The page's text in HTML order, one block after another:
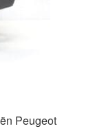
Peugeot